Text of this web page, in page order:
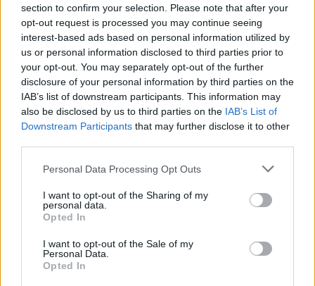
section to confirm your selection. Please note that after your
opt-out request is processed you may continue seeing
interest-based ads based on personal information utilized by
us or personal information disclosed to third parties prior to
your opt-out. You may separately opt-out of the further
disclosure of your personal information by third parties on the
IAB’s list of downstream participants. This information may
also be disclosed by us to third parties on the IAB’s List of
Downstream Participants that may further disclose it to other
Please note that this website/app uses one or more Google
not limited to your visit or usage behaviour. You may click to
grant or deny consent to Google and its third-party tags to
use your data for below specified purposes in below Google
consent section.
Personal Data Processing Opt Outs
I want to opt-out of the Sharing of my
personal data.
Opted In
I want to opt-out of the Sale of my
Personal Data.
Opted In
Κάνετε την πρώτη αξιολόγηση για το προϊόν: “Πέρνα το κλειδί”
Η ηλ. διεύθυνση σας δεν δημοσιεύεται. Τα υποχρεωτικά πεδία
σημειώνονται με*
Η βαθμολογία σας*
Η αξιολόγησή σας*
*
Αποθήκευσε το όνομά μου, email, και τον ιστότοπο μου σε